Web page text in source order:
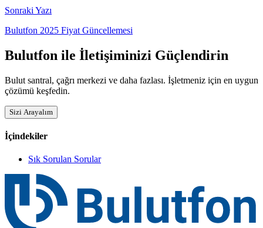
Sonraki Yazı
Bulutfon 2025 Fiyat Güncellemesi
Bulutfon ile İletişiminizi Güçlendirin
Bulut santral, çağrı merkezi ve daha fazlası. İşletmeniz için en uygun
çözümü keşfedin.
Sizi Arayalım
İçindekiler
Sık Sorulan Sorular